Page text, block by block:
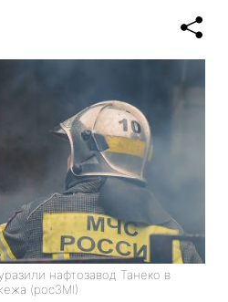
нафтозавод Танеко в
(росЗМІ)